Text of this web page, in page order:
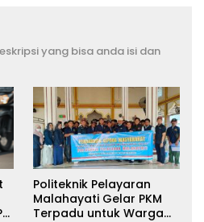
yang bisa anda isi dan
Politeknik Pelayaran
Malahayati Gelar PKM
Terpadu untuk Warga